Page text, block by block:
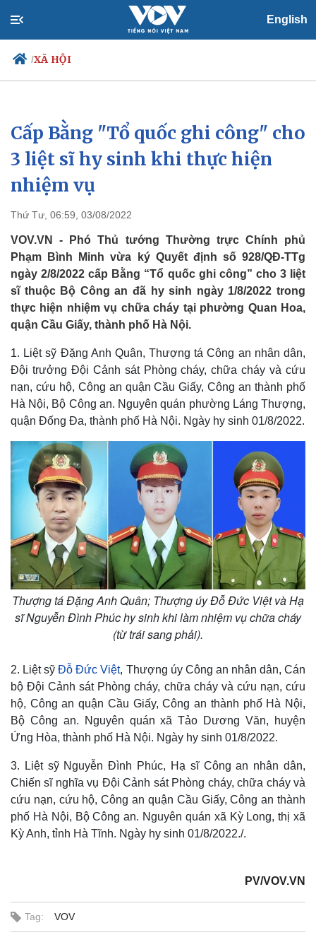
English
/XÃ HỘI
Chính trị
Đảng
Tổ chức nhân sự
Quốc hội
Nhận diện sự thật
Xã hội
Tin 24h
Dự báo thời tiết
Cấp Bằng "Tổ quốc ghi công" cho
3 liệt sĩ hy sinh khi thực hiện
nhiệm vụ
Thứ Tư, 06:59, 03/08/2022
VOV.VN - Phó Thủ tướng Thường trực Chính phủ
Phạm Bình Minh vừa ký Quyết định số 928/QĐ-TTg
ngày 2/8/2022 cấp Bằng “Tổ quốc ghi công” cho 3 liệt
sĩ thuộc Bộ Công an đã hy sinh ngày 1/8/2022 trong
thực hiện nhiệm vụ chữa cháy tại phường Quan Hoa,
quận Cầu Giấy, thành phố Hà Nội.
1. Liệt sỹ Đặng Anh Quân, Thượng tá Công an nhân dân,
Đội trưởng Đội Cảnh sát Phòng cháy, chữa cháy và cứu
nạn, cứu hộ, Công an quận Cầu Giấy, Công an thành phố
Hà Nội, Bộ Công an. Nguyên quán phường Láng Thượng,
quận Đống Đa, thành phố Hà Nội. Ngày hy sinh 01/8/2022.
Thượng tá Đặng Anh Quân; Thượng úy Đỗ Đức Việt và Hạ
sĩ Nguyễn Đình Phúc hy sinh khi làm nhiệm vụ chữa cháy
(từ trái sang phải).
2. Liệt sỹĐỗ Đức Việt, Thượng úy Công an nhân dân, Cán
bộ Đội Cảnh sát Phòng cháy, chữa cháy và cứu nạn, cứu
hộ, Công an quận Cầu Giấy, Công an thành phố Hà Nội,
Bộ Công an. Nguyên quán xã Tảo Dương Văn, huyện
Ứng Hòa, thành phố Hà Nội. Ngày hy sinh 01/8/2022.
3. Liệt sỹ Nguyễn Đình Phúc, Hạ sĩ Công an nhân dân,
Chiến sĩ nghĩa vụ Đội Cảnh sát Phòng cháy, chữa cháy và
cứu nạn, cứu hộ, Công an quận Cầu Giấy, Công an thành
phố Hà Nội, Bộ Công an. Nguyên quán xã Kỳ Long, thị xã
Kỳ Anh, tỉnh Hà Tĩnh. Ngày hy sinh 01/8/2022./.
PV/VOV.VN
Tag: VOV